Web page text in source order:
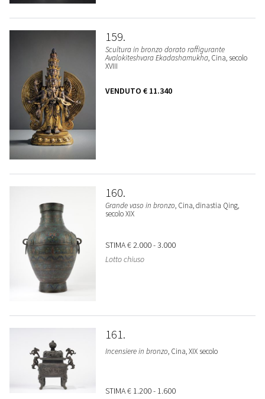
159
Scultura in bronzo dorato raffigurante
Avalokiteshvara Ekadashamukha, Cina, secolo
XVIII
VENDUTO € 11.340
160
Grande vaso in bronzo, Cina, dinastia Qing,
secolo XIX
STIMA€ 2.000 - 3.000
Lotto chiuso
161
Incensiere in bronzo, Cina, XIX secolo
STIMA€ 1.200 - 1.600